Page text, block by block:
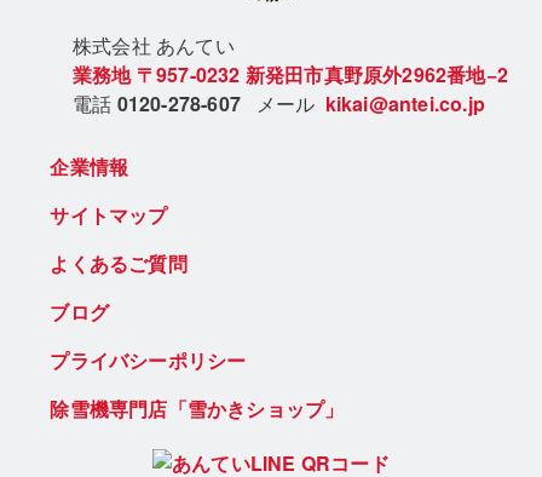
株式会社 あんてい
業務地 〒957-0232 新発田市真野原外2962番地−2
電話 0120-278-607 メール kikai@antei.co.jp
企業情報
サイトマップ
よくあるご質問
ブログ
プライバシーポリシー
除雪機専門店「雪かきショップ」